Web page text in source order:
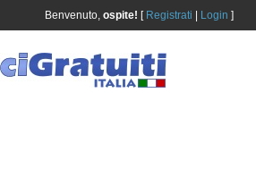
Benvenuto, ospite! [ Registrati Login ]